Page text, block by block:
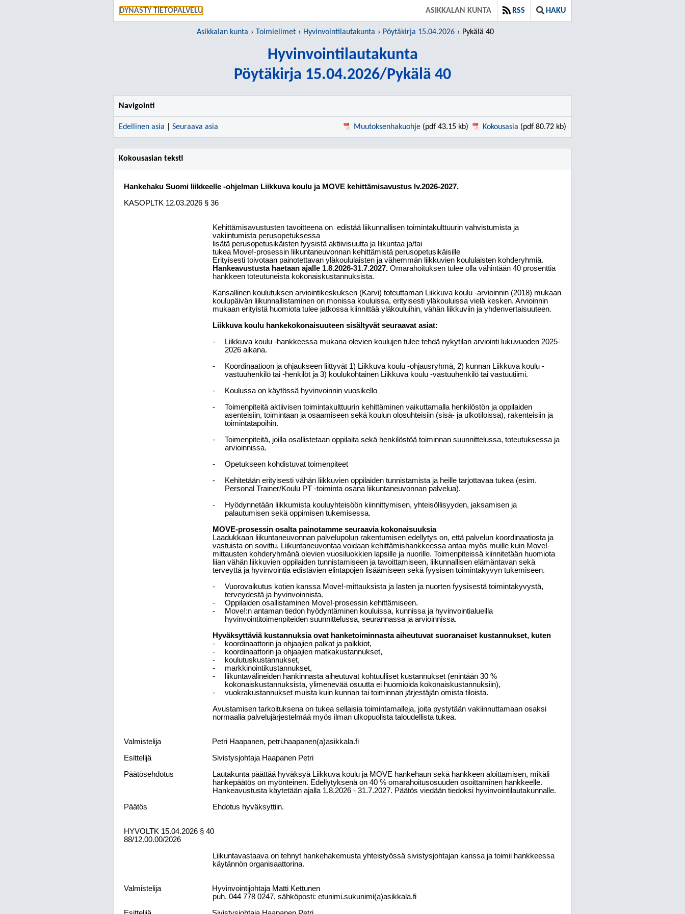
DYNASTY TIETOPALVELU ASIKKALAN KUNTA RSS HAKU
Asikkalan kunta Toimielimet Hyvinvointilautakunta Pöytäkirja 15.04.2026 Pykälä 40
Hyvinvointilautakunta
Pöytäkirja 15.04.2026/Pykälä 40
Navigointi
Edellinen asia Seuraava asia Muutoksenhakuohje (pdf 43.15 kb) Kokousasia (pdf 80.72 kb)
Kokousasian teksti
Hankehaku Suomi liikkeelle -ohjelman Liikkuva koulu ja MOVE kehittämisavustus lv.2026-2027.
KASOPLTK 12.03.2026 § 36
Kehittämisavustusten tavoitteena on edistää liikunnallisen toimintakulttuurin vahvistumista ja
vakiintumista perusopetuksessa
lisätä perusopetusikäisten fyysistä aktiivisuutta ja liikuntaa ja/tai
tukea Move!-prosessin liikuntaneuvonnan kehittämistä perusopetusikäisille
Erityisesti toivotaan painotettavan yläkoululaisten ja vähemmän liikkuvien koululaisten kohderyhmiä.
Hankeavustusta haetaan ajalle 1.8.2026-31.7.2027. Omarahoituksen tulee olla vähintään 40 prosenttia
hankkeen toteutuneista kokonaiskustannuksista.
Kansallinen koulutuksen arviointikeskuksen (Karvi) toteuttaman Liikkuva koulu -arvioinnin (2018) mukaan
koulupäivän liikunnallistaminen on monissa kouluissa, erityisesti yläkouluissa vielä kesken. Arvioinnin
mukaan erityistä huomiota tulee jatkossa kiinnittää yläkouluihin, vähän liikkuviin ja yhdenvertaisuuteen.
Liikkuva koulu hankekokonaisuuteen sisältyvät seuraavat asiat:
-
Liikkuva koulu -hankkeessa mukana olevien koulujen tulee tehdä nykytilan arviointi lukuvuoden 2025-
2026 aikana.
-
Koordinaatioon ja ohjaukseen liittyvät 1) Liikkuva koulu -ohjausryhmä, 2) kunnan Liikkuva koulu -
vastuuhenkilö tai -henkilöt ja 3) koulukohtainen Liikkuva koulu -vastuuhenkilö tai vastuutiimi.
-
Koulussa on käytössä hyvinvoinnin vuosikello
-
Toimenpiteitä aktiivisen toimintakulttuurin kehittäminen vaikuttamalla henkilöstön ja oppilaiden
asenteisiin, toimintaan ja osaamiseen sekä koulun olosuhteisiin (sisä- ja ulkotiloissa), rakenteisiin ja
toimintatapoihin.
-
Toimenpiteitä, joilla osallistetaan oppilaita sekä henkilöstöä toiminnan suunnittelussa, toteutuksessa ja
arvioinnissa.
-
Opetukseen kohdistuvat toimenpiteet
-
Kehitetään erityisesti vähän liikkuvien oppilaiden tunnistamista ja heille tarjottavaa tukea (esim.
Personal Trainer/Koulu PT -toiminta osana liikuntaneuvonnan palvelua).
-
Hyödynnetään liikkumista kouluyhteisöön kiinnittymisen, yhteisöllisyyden, jaksamisen ja
palautumisen sekä oppimisen tukemisessa.
MOVE-prosessin osalta painotamme seuraavia kokonaisuuksia
Laadukkaan liikuntaneuvonnan palvelupolun rakentumisen edellytys on, että palvelun koordinaatiosta ja
vastuista on sovittu. Liikuntaneuvontaa voidaan kehittämishankkeessa antaa myös muille kuin Move!-
mittausten kohderyhmänä olevien vuosiluokkien lapsille ja nuorille. Toimenpiteissä kiinnitetään huomiota
liian vähän liikkuvien oppilaiden tunnistamiseen ja tavoittamiseen, liikunnallisen elämäntavan sekä
terveyttä ja hyvinvointia edistävien elintapojen lisäämiseen sekä fyysisen toimintakyvyn tukemiseen.
-
Vuorovaikutus kotien kanssa Move!-mittauksista ja lasten ja nuorten fyysisestä toimintakyvystä,
terveydestä ja hyvinvoinnista.
-
Oppilaiden osallistaminen Move!-prosessin kehittämiseen.
-
Move!:n antaman tiedon hyödyntäminen kouluissa, kunnissa ja hyvinvointialueilla
hyvinvointitoimenpiteiden suunnittelussa, seurannassa ja arvioinnissa.
Hyväksyttäviä kustannuksia ovat hanketoiminnasta aiheutuvat suoranaiset kustannukset, kuten
-
koordinaattorin ja ohjaajien palkat ja palkkiot,
-
koordinaattorin ja ohjaajien matkakustannukset,
-
koulutuskustannukset,
-
markkinointikustannukset,
-
liikuntavälineiden hankinnasta aiheutuvat kohtuulliset kustannukset (enintään 30 %
kokonaiskustannuksista, ylimenevää osuutta ei huomioida kokonaiskustannuksiin),
-
vuokrakustannukset muista kuin kunnan tai toiminnan järjestäjän omista tiloista.
Avustamisen tarkoituksena on tukea sellaisia toimintamalleja, joita pystytään vakiinnuttamaan osaksi
normaalia palvelujärjestelmää myös ilman ulkopuolista taloudellista tukea.
Valmistelija
Petri Haapanen, petri.haapanen(a)asikkala.fi
Esittelijä
Sivistysjohtaja Haapanen Petri
Päätösehdotus
Lautakunta päättää hyväksyä Liikkuva koulu ja MOVE hankehaun sekä hankkeen aloittamisen, mikäli
hankepäätös on myönteinen. Edellytyksenä on 40 % omarahoitusosuuden osoittaminen hankkeelle.
Hankeavustusta käytetään ajalla 1.8.2026 - 31.7.2027. Päätös viedään tiedoksi hyvinvointilautakunnalle.
Päätös
Ehdotus hyväksyttiin.
HYVOLTK 15.04.2026 § 40
88/12.00.00/2026
Liikuntavastaava on tehnyt hankehakemusta yhteistyössä sivistysjohtajan kanssa ja toimii hankkeessa
käytännön organisaattorina.
Valmistelija
Hyvinvointijohtaja Matti Kettunen
puh. 044 778 0247, sähköposti: etunimi.sukunimi(a)asikkala.fi